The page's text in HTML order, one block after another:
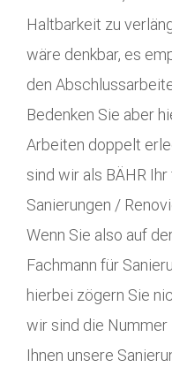
Haltbarkeit zu
wäre denkbar, es
den
Bedenken Sie aber
Arbeiten doppelt
sind wir als BÄHR
Sanierungen /
Wenn Sie also auf
Fachmann für
hierbei zögern Sie
wir sind die Nummer
Ihnen unsere